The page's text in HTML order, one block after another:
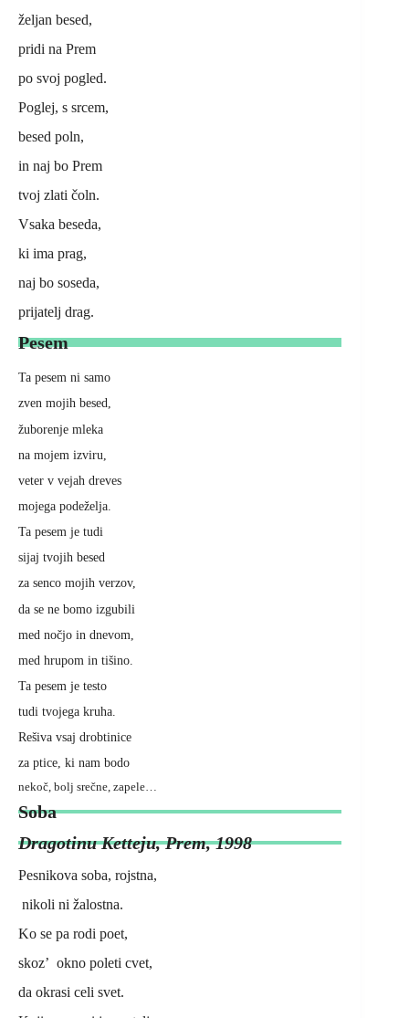
željan besed,
pridi na Prem
po svoj pogled.
Poglej, s srcem,
besed poln,
in naj bo Prem
tvoj zlati čoln.
Vsaka beseda,
ki ima prag,
naj bo soseda,
prijatelj drag.
Pesem
Ta pesem ni samo
zven mojih besed,
žuborenje mleka
na mojem izviru,
veter v vejah dreves
mojega podeželja.
Ta pesem je tudi
sijaj tvojih besed
za senco mojih verzov,
da se ne bomo izgubili
med nočjo in dnevom,
med hrupom in tišino.
Ta pesem je testo
tudi tvojega kruha.
Rešiva vsaj drobtinice
za ptice, ki nam bodo
nekoč, bolj srečne, zapele…
Soba
Dragotinu Ketteju, Prem, 1998
Pesnikova soba, rojstna,
nikoli ni žalostna.
Ko se pa rodi poet,
skoz’ okno poleti cvet,
da okrasi celi svet.